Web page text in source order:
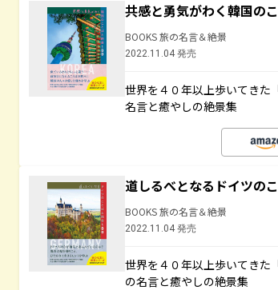
共感と勇気がわく韓国の
BOOKS 旅の名言＆絶景
2022.11.04 発売
世界を４０年以上歩いてきた
名言と癒やしの絶景集
道しるべとなるドイツの
BOOKS 旅の名言＆絶景
2022.11.04 発売
世界を４０年以上歩いてきた
の名言と癒やしの絶景集